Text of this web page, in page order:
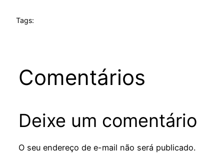
Tags:
Comentários
Deixe um comentário
O seu endereço de e-mail não será publicado.